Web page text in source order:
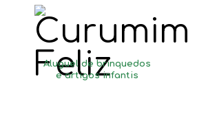
Aluguel de brinquedos
e artigos infantis